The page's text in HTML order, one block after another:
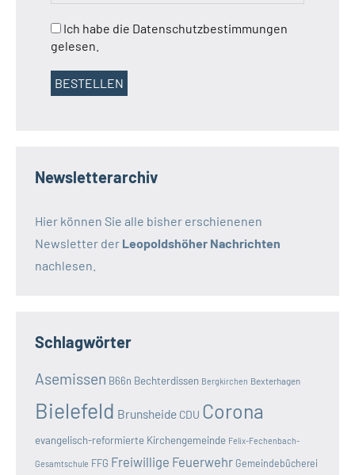
Ich habe die Datenschutzbestimmungen
gelesen.
Newsletterarchiv
Hier können Sie alle bisher erschienenen
Newsletter der Leopoldshöher Nachrichten
nachlesen.
Schlagwörter
Asemissen B66n Bechterdissen Bergkirchen Bexterhagen
Bielefeld Brunsheide CDU Corona
evangelisch-reformierte Kirchengemeinde Felix-Fechenbach-
Gesamtschule FFG Freiwillige Feuerwehr Gemeindebücherei